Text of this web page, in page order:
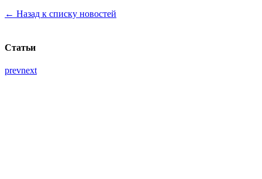
← Назад к списку новостей
Статьи
prevnext